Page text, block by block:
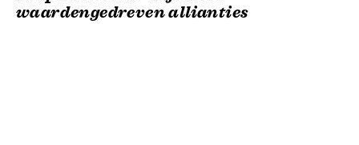
waardengedreven allianties